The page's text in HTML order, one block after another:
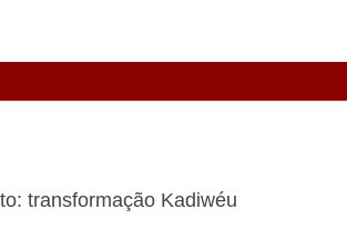
transformação Kadiwéu